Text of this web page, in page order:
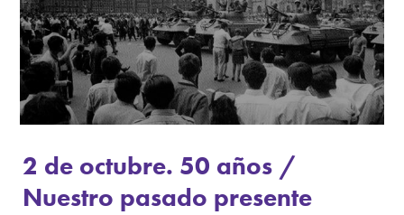
2 de octubre. 50 años /
Nuestro pasado presente